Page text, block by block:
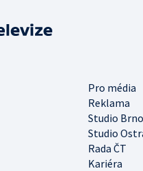
Pro média
Reklama
Studio Brno
Studio
Rada ČT
Kariéra